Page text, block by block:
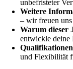
unbefristeter
Weitere
– wir freuen
Warum dieser
entwickle deine
und Flexibilität